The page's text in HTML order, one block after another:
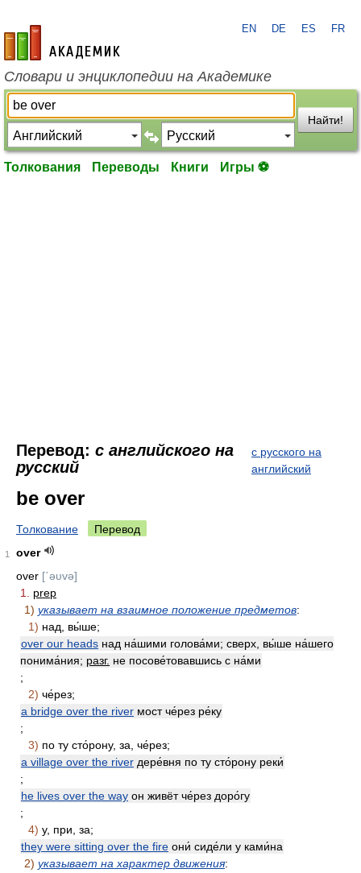
academic.ru
EN DE ES FR
Словари и энциклопедии на Академике
Найти!
Толкования Переводы Книги Игры ⚽
Перевод: с английского на
русский
с русского на
английский
be over
Толкование Перевод
1
over
over [ˊəυvə]
1.
prep
1) указывает на взаимное положение предметов:
1) над, вы́ше;
over our heads над на́шими голова́ми; сверх, вы́ше на́шего
понима́ния; разг. не посове́товавшись с на́ми
;
2) че́рез;
a bridge over the river мост че́рез ре́ку
;
3) по ту сто́рону, за, че́рез;
a village over the river дере́вня по ту сто́рону реки́
;
he lives over the way он живёт че́рез доро́гу
;
4) у, при, за;
they were sitting over the fire они́ сиде́ли у ками́на
2) указывает на характер движения: